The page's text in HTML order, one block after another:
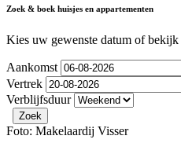
Zoek & boek huisjes en appartementen
Kies uw gewenste datum of bekijk
Aankomst
Vertrek
Verblijfsduur
Foto: Makelaardij Visser